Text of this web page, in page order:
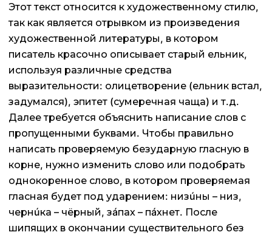
Этот текст относится к художественному стилю,
так как является отрывком из произведения
художественной литературы, в котором
писатель красочно описывает старый ельник,
используя различные средства
выразительности: олицетворение (ельник встал,
задумался), эпитет (сумеречная чаща) и т.д.
Далее требуется объяснить написание слов с
пропущенными буквами. Чтобы правильно
написать проверяемую безударную гласную в
корне, нужно изменить слово или подобрать
однокоренное слово, в котором проверяемая
гласная будет под ударением: низúны – низ,
чернúка – чёрный, зáпах – пáхнет. После
шипящих в окончании существительного без